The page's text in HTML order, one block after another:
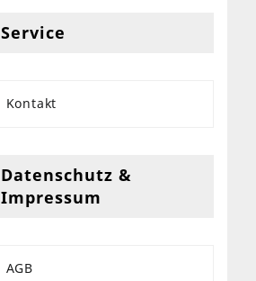
Service
Kontakt
Datenschutz &
Impressum
AGB